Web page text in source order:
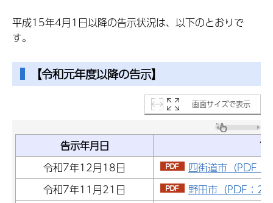
平成15年4月1日以降の告示状況は、以下のとおりで
す。
【令和元年度以降の告示】
画面サイズで表示
告示年月日
市
令和7年12月18日
四街道市（PDF
令和7年11月21日
野田市（PDF：